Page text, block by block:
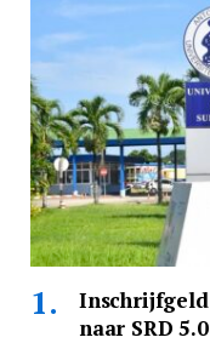
Inschrijfgeld
naar SRD